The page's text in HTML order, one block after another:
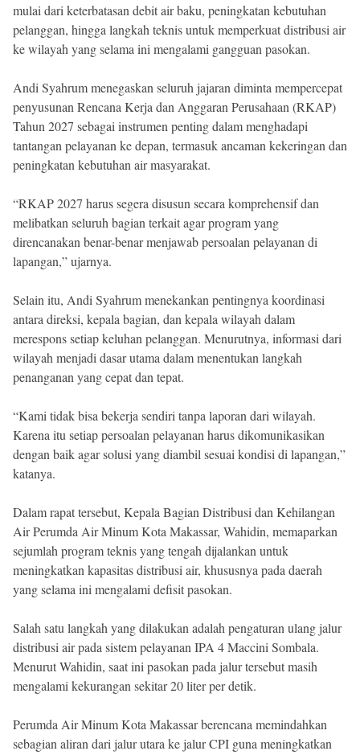
mulai dari keterbatasan debit air baku, peningkatan kebutuhan
pelanggan, hingga langkah teknis untuk memperkuat distribusi air
ke wilayah yang selama ini mengalami gangguan pasokan.
Andi Syahrum menegaskan seluruh jajaran diminta mempercepat
penyusunan Rencana Kerja dan Anggaran Perusahaan (RKAP)
Tahun 2027 sebagai instrumen penting dalam menghadapi
tantangan pelayanan ke depan, termasuk ancaman kekeringan dan
peningkatan kebutuhan air masyarakat.
“RKAP 2027 harus segera disusun secara komprehensif dan
melibatkan seluruh bagian terkait agar program yang
direncanakan benar-benar menjawab persoalan pelayanan di
lapangan,” ujarnya.
Selain itu, Andi Syahrum menekankan pentingnya koordinasi
antara direksi, kepala bagian, dan kepala wilayah dalam
merespons setiap keluhan pelanggan. Menurutnya, informasi dari
wilayah menjadi dasar utama dalam menentukan langkah
penanganan yang cepat dan tepat.
“Kami tidak bisa bekerja sendiri tanpa laporan dari wilayah.
Karena itu setiap persoalan pelayanan harus dikomunikasikan
dengan baik agar solusi yang diambil sesuai kondisi di lapangan,”
katanya.
Dalam rapat tersebut, Kepala Bagian Distribusi dan Kehilangan
Air Perumda Air Minum Kota Makassar, Wahidin, memaparkan
sejumlah program teknis yang tengah dijalankan untuk
meningkatkan kapasitas distribusi air, khususnya pada daerah
yang selama ini mengalami defisit pasokan.
Salah satu langkah yang dilakukan adalah pengaturan ulang jalur
distribusi air pada sistem pelayanan IPA 4 Maccini Sombala.
Menurut Wahidin, saat ini pasokan pada jalur tersebut masih
mengalami kekurangan sekitar 20 liter per detik.
Perumda Air Minum Kota Makassar berencana memindahkan
sebagian aliran dari jalur utara ke jalur CPI guna meningkatkan